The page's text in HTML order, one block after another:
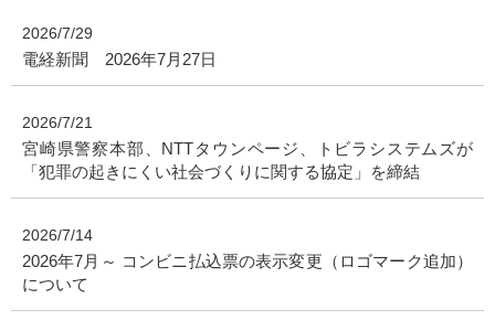
2026/7/29
電経新聞 2026年7月27日
2026/7/21
宮崎県警察本部、NTTタウンページ、トビラシステムズが
「犯罪の起きにくい社会づくりに関する協定」を締結
2026/7/14
2026年7月～ コンビニ払込票の表示変更（ロゴマーク追加）
について